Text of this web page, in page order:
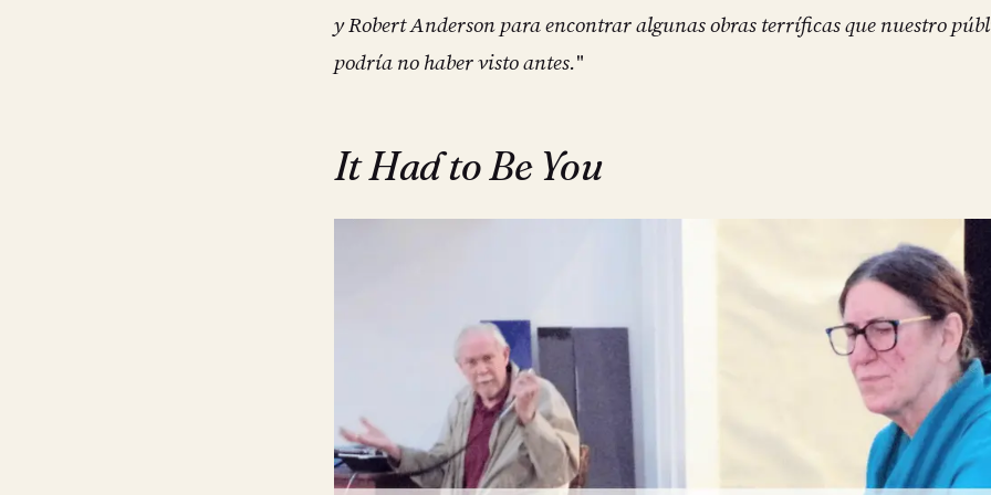
y Robert Anderson para encontrar algunas obras terríficas que nuestro
podría no haber visto antes."
It Had to Be You